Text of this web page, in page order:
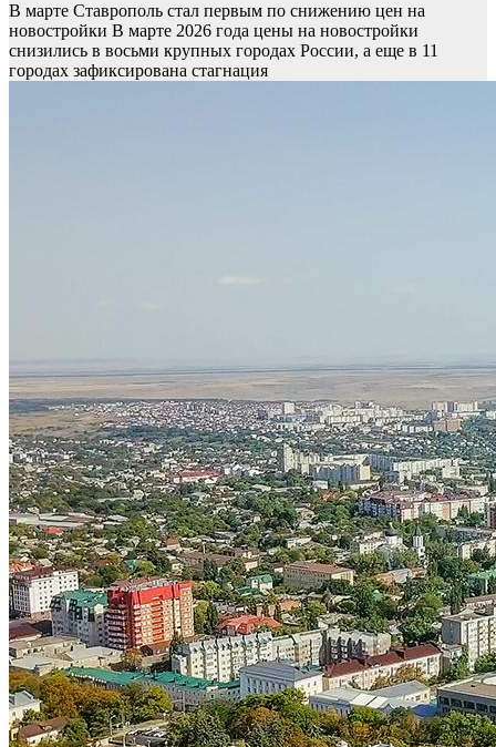
В марте Ставрополь стал первым по снижению цен на
новостройки В марте 2026 года цены на новостройки
снизились в восьми крупных городах России, а еще в 11
городах зафиксирована стагнация